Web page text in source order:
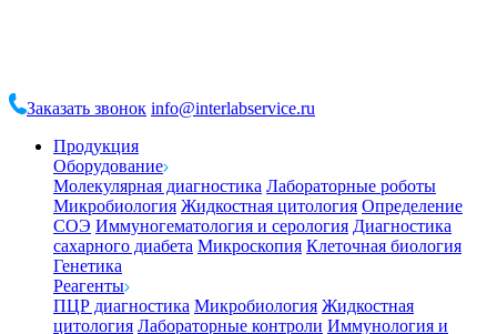
Заказать звонок info@interlabservice.ru
Продукция
Оборудование
Молекулярная диагностика Лабораторные роботы
Микробиология Жидкостная цитология Определение
СОЭ Иммуногематология и серология Диагностика
сахарного диабета Микроскопия Клеточная биология
Генетика
Реагенты
ПЦР диагностика Микробиология Жидкостная
цитология Лабораторные контроли Иммунология и